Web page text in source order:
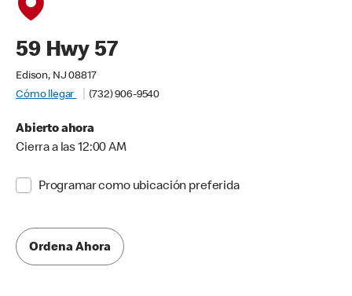
59 Hwy 57
Edison, NJ 08817
Cómo llegar
(732) 906-9540
Abierto ahora
Cierra a las 12:00 AM
Programar como ubicación preferida
Ordena Ahora